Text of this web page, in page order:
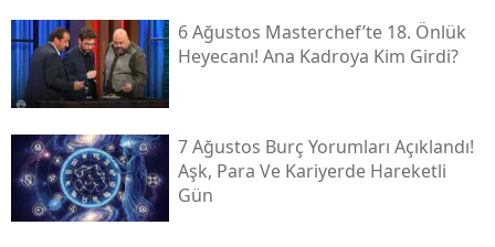
6 Ağustos Masterchef’te 18. Önlük
Heyecanı! Ana Kadroya Kim Girdi?
7 Ağustos Burç Yorumları Açıklandı!
Aşk, Para Ve Kariyerde Hareketli
Gün